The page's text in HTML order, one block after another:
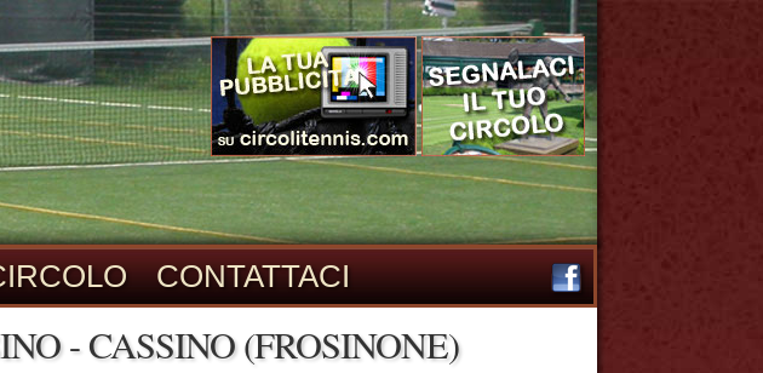
CONTATTACI
- CASSINO (FROSINONE)